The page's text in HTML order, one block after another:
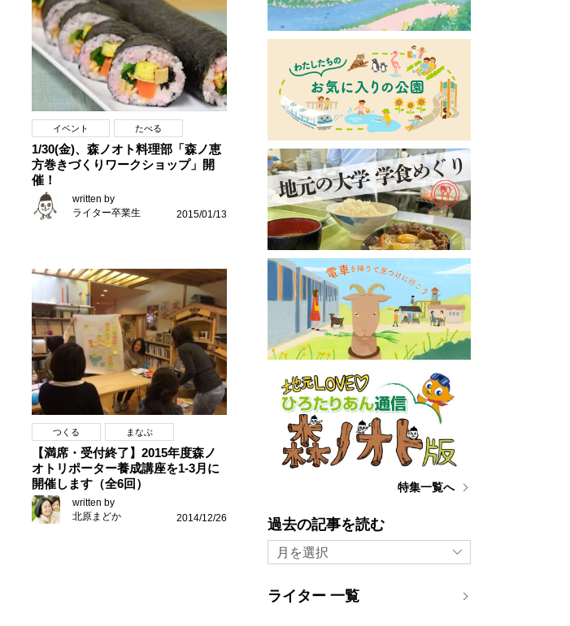
イベント たべる
1/30(金)、森ノオト料理部「森ノ恵
方巻きづくりワークショップ」開
催！
written by
ライター卒業生
2015/01/13
つくる まなぶ
【満席・受付終了】2015年度森ノ
オトリポーター養成講座を1-3月に
開催します（全6回）
written by
北原まどか
2014/12/26
特集一覧へ
過去の記事を読む
月を選択
ライター 一覧